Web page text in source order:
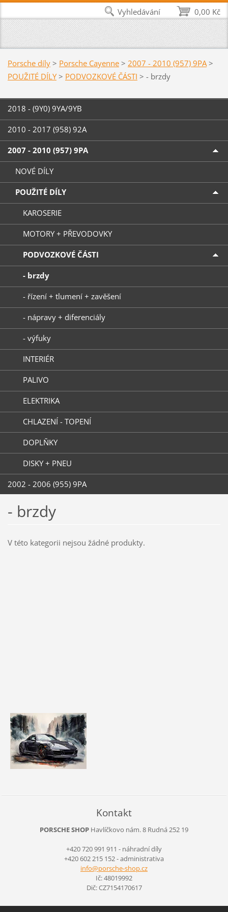
Porsche díly > Porsche Cayenne > 2007 - 2010 (957) 9PA >
POUŽITÉ DÍLY > PODVOZKOVÉ ČÁSTI > - brzdy
2018 - (9Y0) 9YA/9YB
2010 - 2017 (958) 92A
2007 - 2010 (957) 9PA
NOVÉ DÍLY
POUŽITÉ DÍLY
KAROSERIE
MOTORY + PŘEVODOVKY
PODVOZKOVÉ ČÁSTI
- brzdy
- řízení + tlumení + zavěšení
- nápravy + diferenciály
- výfuky
INTERIÉR
PALIVO
ELEKTRIKA
CHLAZENÍ - TOPENÍ
DOPLŇKY
DISKY + PNEU
2002 - 2006 (955) 9PA
- brzdy
V této kategorii nejsou žádné produkty.
Kontakt
PORSCHE SHOP Havlíčkovo nám. 8 Rudná 252 19
+420 720 991 911 - náhradní díly
+420 602 215 152 - administrativa
info@porsche-shop.cz
Ič: 48019992
Dič: CZ7154170617
0,00 Kč
Vyhledávání